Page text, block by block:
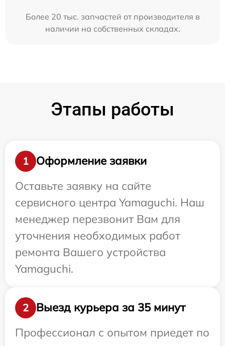
Более 20 тыс. запчастей от производителя в
наличии на собственных складах.
Этапы работы
1
Оформление заявки
Оставьте заявку на сайте
сервисного центра Yamaguchi. Наш
менеджер перезвонит Вам для
уточнения необходимых работ
ремонта Вашего устройства
Yamaguchi.
2
Выезд курьера за 35 минут
Профессионал с опытом приедет по